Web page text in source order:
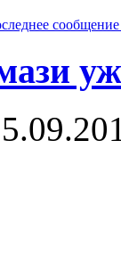
сообщение